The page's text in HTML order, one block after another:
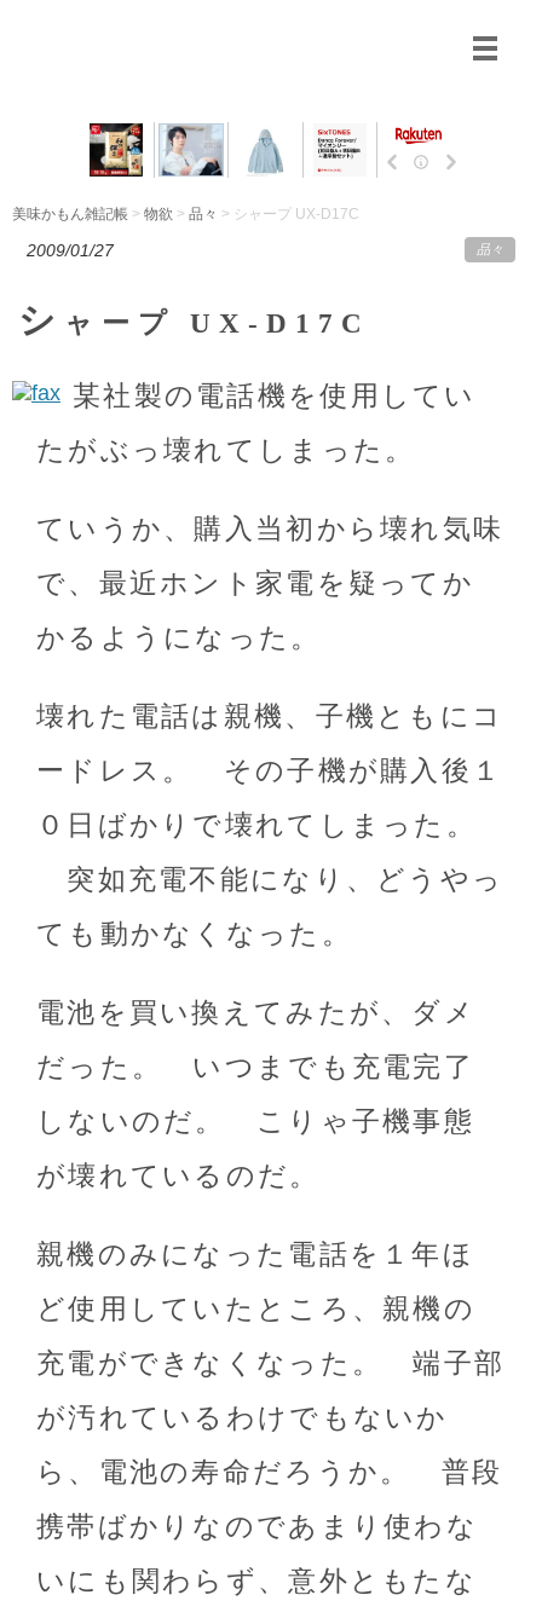
美味かもん雑記帳 > 物欲 > 品々 > シャープ UX-D17C
2009/01/27 品々
シ ャープ UX-D17C
某社製の電話機を使用してい
たがぶっ壊れてしまった。
ていうか、購入当初から壊れ気味
で、最近ホント家電を疑ってか
かるようになった。
壊れた電話は親機、子機ともにコ
ードレス。 その子機が購入後１
０日ばかりで壊れてしまった。
突如充電不能になり、どうやっ
ても動かなくなった。
電池を買い換えてみたが、ダメ
だった。 いつまでも充電完了
しないのだ。 こりゃ子機事態
が壊れているのだ。
親機のみになった電話を１年ほ
ど使用していたところ、親機の
充電ができなくなった。 端子部
が汚れているわけでもないか
ら、電池の寿命だろうか。 普段
携帯ばかりなのであまり使わな
いにも関わらず、意外ともたな